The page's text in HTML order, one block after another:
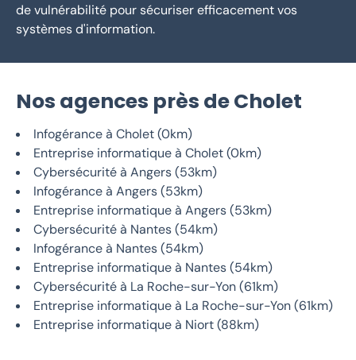
de vulnérabilité pour sécuriser efficacement vos
systèmes d'information.
Nos agences près de Cholet
Infogérance à Cholet (0km)
Entreprise informatique à Cholet (0km)
Cybersécurité à Angers (53km)
Infogérance à Angers (53km)
Entreprise informatique à Angers (53km)
Cybersécurité à Nantes (54km)
Infogérance à Nantes (54km)
Entreprise informatique à Nantes (54km)
Cybersécurité à La Roche-sur-Yon (61km)
Entreprise informatique à La Roche-sur-Yon (61km)
Entreprise informatique à Niort (88km)